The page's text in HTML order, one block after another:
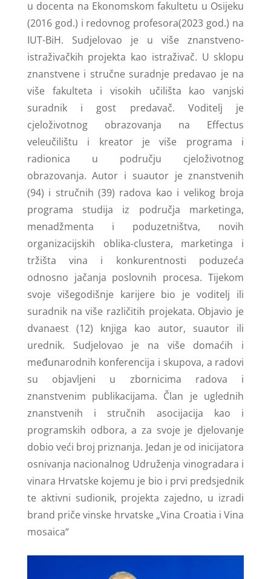
u docenta na Ekonomskom fakultetu u Osijeku
(2016 god.) i redovnog profesora(2023 god.) na
IUT-BiH. Sudjelovao je u više znanstveno-
istraživačkih projekta kao istraživač. U sklopu
znanstvene i stručne suradnje predavao je na
više fakulteta i visokih učilišta kao vanjski
suradnik i gost predavač. Voditelj je
cjeloživotnog obrazovanja na Effectus
veleučilištu i kreator je više programa i
radionica u području cjeloživotnog
obrazovanja. Autor i suautor je znanstvenih
(94) i stručnih (39) radova kao i velikog broja
programa studija iz područja marketinga,
menadžmenta i poduzetništva, novih
organizacijskih oblika-clustera, marketinga i
tržišta vina i konkurentnosti poduzeća
odnosno jačanja poslovnih procesa. Tijekom
svoje višegodišnje karijere bio je voditelj ili
suradnik na više različitih projekata. Objavio je
dvanaest (12) knjiga kao autor, suautor ili
urednik. Sudjelovao je na više domaćih i
međunarodnih konferencija i skupova, a radovi
su objavljeni u zbornicima radova i
znanstvenim publikacijama. Član je uglednih
znanstvenih i stručnih asocijacija kao i
programskih odbora, a za svoje je djelovanje
dobio veći broj priznanja. Jedan je od inicijatora
osnivanja nacionalnog Udruženja vinogradara i
vinara Hrvatske kojemu je bio i prvi predsjednik
te aktivni sudionik, projekta zajedno, u izradi
brand priče vinske hrvatske „Vina Croatia i Vina
mosaica“